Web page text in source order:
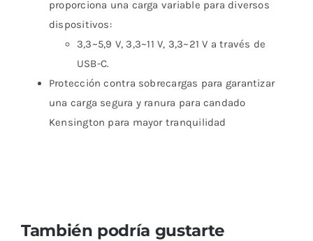
proporciona una carga variable para diversos
dispositivos:
3,3~5,9 V, 3,3~11 V, 3,3~21 V a través de
USB-C.
Protección contra sobrecargas para garantizar
una carga segura y ranura para candado
Kensington para mayor tranquilidad
También podría gustarte